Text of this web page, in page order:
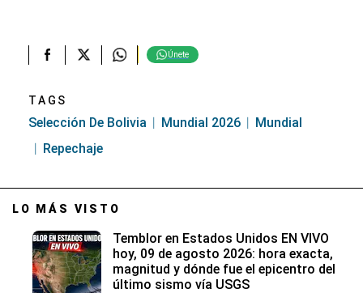
Únete
TAGS
Selección De Bolivia Mundial 2026
Mundial
Repechaje
LO MÁS VISTO
Temblor en Estados Unidos EN VIVO
hoy, 09 de agosto 2026: hora exacta,
magnitud y dónde fue el epicentro del
último sismo vía USGS